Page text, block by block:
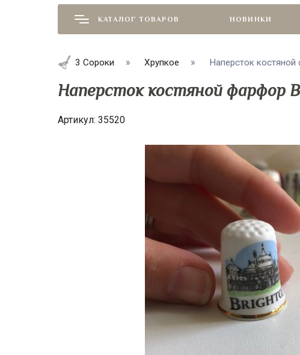
КАТАЛОГ ТОВАРОВ НОВИНКИ
3 Сороки Хрупкое Наперсток костяной
Наперсток костяной фарфор
Артикул: 35520